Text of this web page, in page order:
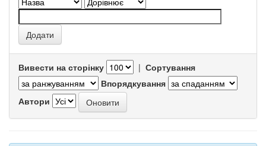
Вивести на сторінку | Сортування
Впорядкування
Автори